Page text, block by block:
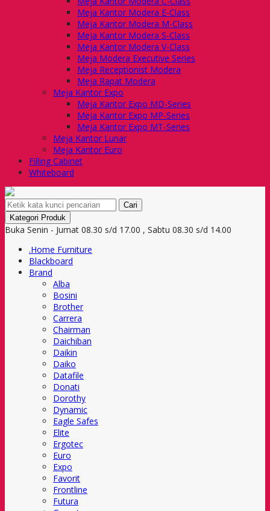
Meja Kantor Modera E-Class
Meja Kantor Modera M-Class
Meja Kantor Modera S-Class
Meja Kantor Modera V-Class
Meja Modera Executive Series
Meja Receptionist Modera
Meja Rapat Modera
Meja Kantor Expo
Meja Kantor Expo MD-Series
Meja Kantor Expo MP-Series
Meja Kantor Expo MT-Series
Meja Kantor Lunar
Meja Kantor Euro
Filling Cabinet
Whiteboard
Cari
Kategori Produk
Buka Senin - Jumat 08.30 s/d 17.00 , Sabtu 08.30 s/d 14.00
.Home Furniture
Blackboard
Brand
Alba
Bosini
Brother
Carrera
Chairman
Daichiban
Daikin
Daiko
Datafile
Donati
Dorothy
Dynamic
Eagle Safes
Elite
Ergotec
Euro
Expo
Favorit
Frontline
Futura